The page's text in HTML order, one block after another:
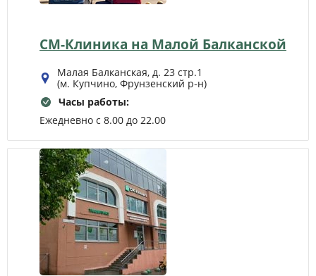
СМ-Клиника на Малой Балканской
Малая Балканская, д. 23 стр.1
(м. Купчино, Фрунзенский р‑н)
Часы работы:
Ежедневно с 8.00 до 22.00